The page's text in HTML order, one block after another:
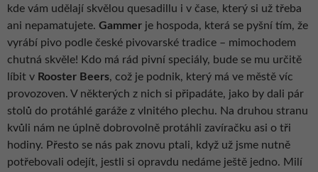
kde vám udělají skvělou quesadillu i v čase, který si už třeba
ani nepamatujete. Gammer je hospoda, která se pyšní tím, že
vyrábí pivo podle české pivovarské tradice – mimochodem
chutná skvěle! Kdo má rád pivní speciály, bude se mu určitě
líbit v Rooster Beers, což je podnik, který má ve městě víc
provozoven. V některých z nich si připadáte, jako by dali pár
stolů do protáhlé garáže z vlnitého plechu. Na druhou stranu
kvůli nám ne úplně dobrovolně protáhli zavíračku asi o tři
hodiny. Přesto se nás pak znovu ptali, když už jsme nutně
potřebovali odejít, jestli si opravdu nedáme ještě jedno. Milí